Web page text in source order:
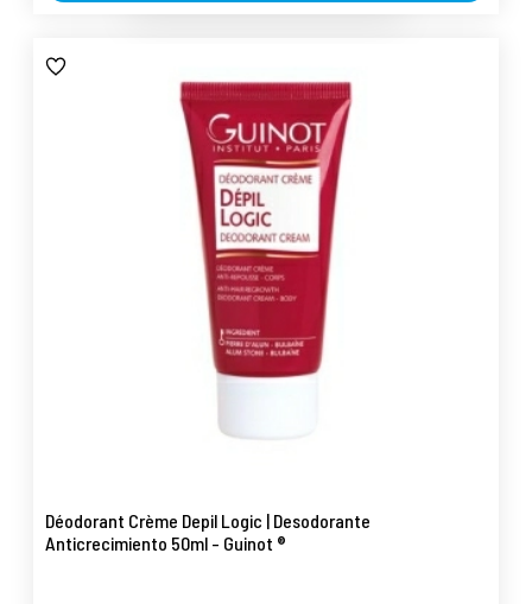
Déodorant Crème Depil Logic | Desodorante
Anticrecimiento 50ml - Guinot ®